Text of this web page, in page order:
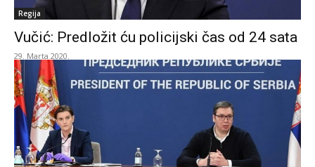
Regija
Vučić: Predložit ću policijski čas od 24 sata
29. Marta 2020.